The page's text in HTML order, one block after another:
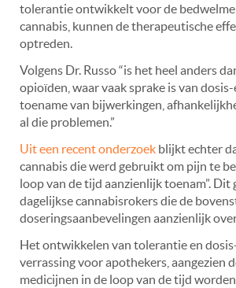
tolerantie ontwikkelt voor de
cannabis, kunnen de therapeutische
optreden.
Volgens Dr. Russo “is het heel anders
opioïden, waar vaak sprake is van dosis-
toename van bijwerkingen,
al die problemen.”
Uit een recent onderzoek blijkt echter
cannabis die werd gebruikt om pijn te
loop van de tijd aanzienlijk toenam”.
dagelijkse cannabisrokers die de
doseringsaanbevelingen aanzienlijk
Het ontwikkelen van tolerantie en
verrassing voor apothekers, aangezien
medicijnen in de loop van de tijd